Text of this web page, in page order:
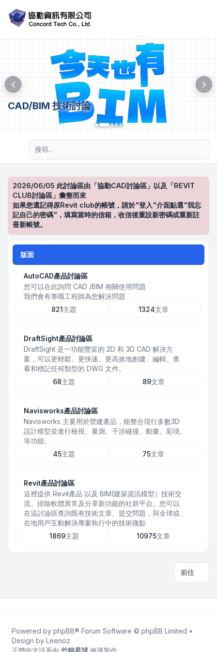
CAD/BIM 技術討論
2026/06/05 此討論區由「協勤CAD討論區」以及「REVIT
CLUB討論區」彙整而來
如果您還記得原Revit club的帳號，請於"登入"介面點選"我忘
記自己的密碼"，填寫當時的信箱，收信後重設新密碼或重新註
冊新帳號。
版面
AutoCAD產品討論區
您可以在此詢問 CAD /BIM 相關使用問題
我們會有專職工程師為您解決問題
821主題 1324文章
DraftSight產品討論區
DraftSight 是一功能豐富的 2D 和 3D CAD 解决方
案，可以更輕鬆、更快速、更高效地創建、編輯、查
看和標記任何類型的 DWG 文件。
68主題 89文章
Navisworks產品討論區
Navisworks 主要用於營建產品，能整合現行多數3D
設計模型並進行檢視、量測、干涉碰撞、動畫、彩現..
等功能。
45主題 75文章
Revit產品討論區
這裡提供 Revit產品 以及 BIM(建築資訊模型）技術交
流、排除軟體異常及分享新功能的社群平台。您可以
在這討論區查詢既有技術文章、提交問題，與全球或
在地用戶互動解決專案執行中的技術痛點
1869主題 10975文章
前往
Powered by phpBB® Forum Software © phpBB Limited •
Design by Leenoz
正體中文語系由 竹貓星球 維護製作